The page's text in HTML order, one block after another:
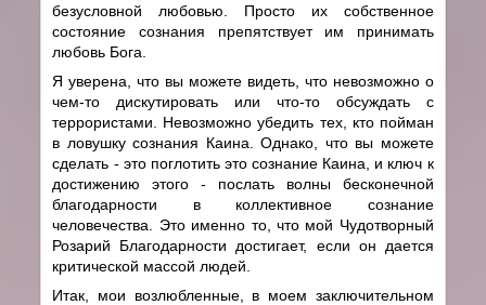
безусловной любовью. Просто их собственное
состояние сознания препятствует им принимать
любовь Бога.
Я уверена, что вы можете видеть, что невозможно о
чем-то дискутировать или что-то обсуждать с
террористами. Невозможно убедить тех, кто пойман
в ловушку сознания Каина. Однако, что вы можете
сделать - это поглотить это сознание Каина, и ключ к
достижению этого - послать волны бесконечной
благодарности в коллективное сознание
человечества. Это именно то, что мой Чудотворный
Розарий Благодарности достигает, если он дается
критической массой людей.
Итак, мои возлюбленные, в моем заключительном